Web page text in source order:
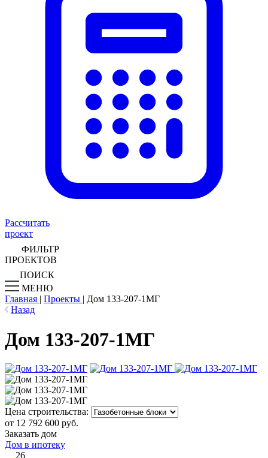
Рассчитать
проект
ФИЛЬТР
ПРОЕКТОВ
ПОИСК
МЕНЮ
Главная | Проекты | Дом 133-207-1МГ
Назад
Дом 133-207-1МГ
Цена строительства:
от 12 792 600 руб.
Заказать дом
Дом в ипотеку
26